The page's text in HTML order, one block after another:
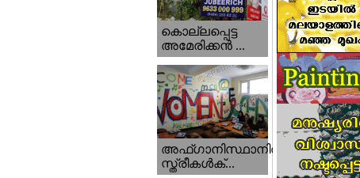
കൊല്ലപ്പെട്ട
അമേരിക്കന്‍ ...
അഫ്ഗാനിസ്ഥാനിൽ
സ്ത്രീകൾക്...